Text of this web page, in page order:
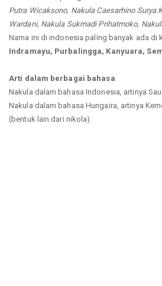
Putra Wicaksono, Nakula Caesarhino Surya
Wardani, Nakula Sukmadi Prihatmoko,
Nama ini di indonesia paling banyak ada di
Indramayu, Purbalingga, Kanyuara,
Arti dalam berbagai bahasa
Nakula dalam bahasa Indonesia, artinya
Nakula dalam bahasa Hungaira, artinya
(bentuk lain dari nikola).